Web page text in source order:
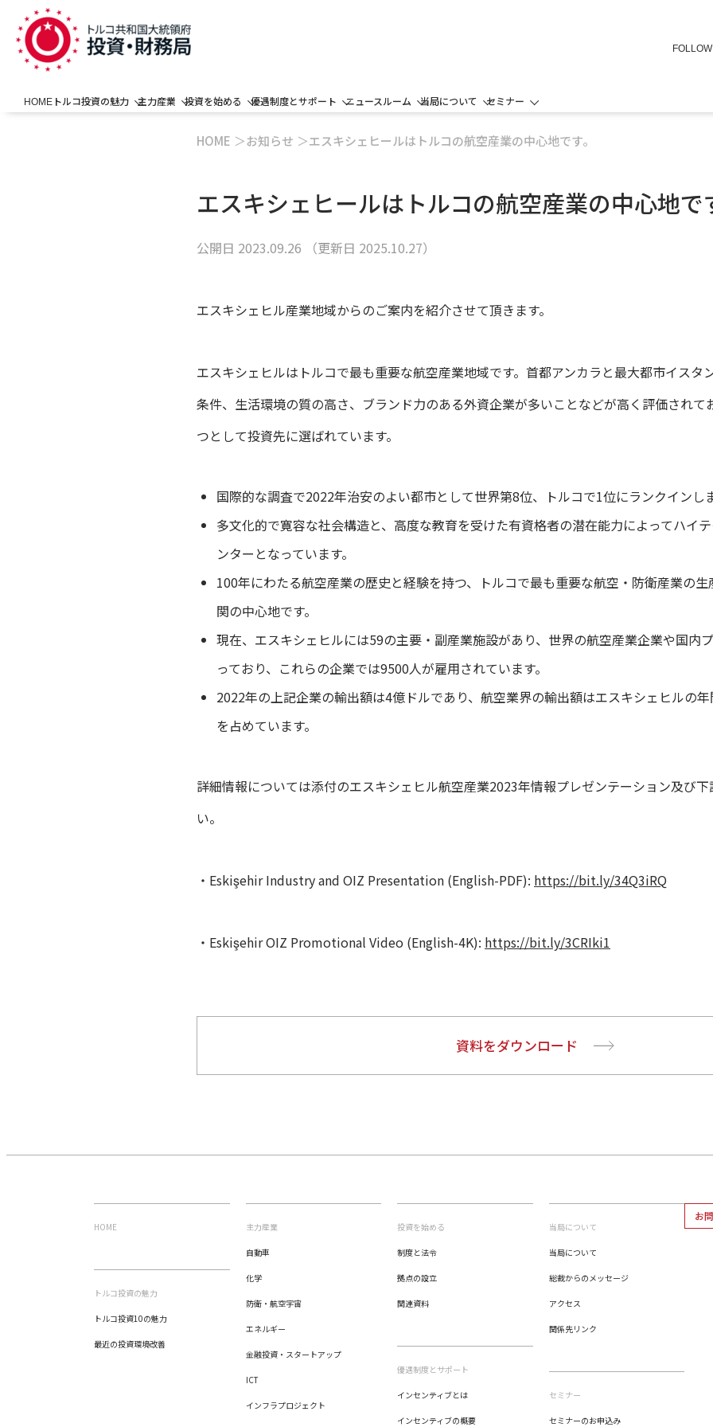
HOME トルコ投資の魅力 主力産業 投資を始める 優遇制度とサポート ニュースルーム 当局について セミナー
HOME お知らせ エスキシェヒールはトルコの航空産業の中心地です。
エスキシェヒールはトルコの航空産業の中心地で
公開日 2023.09.26 （更新日 2025.10.27）
エスキシェヒル産業地域からのご案内を紹介させて頂きます。
エスキシェヒルはトルコで最も重要な航空産業地域です。首都アンカラと最大都市イスタ
条件、生活環境の質の高さ、ブランド力のある外資企業が多いことなどが高く評価されて
つとして投資先に選ばれています。
国際的な調査で2022年治安のよい都市として世界第8位、トルコで1位にランクインし
多文化的で寛容な社会構造と、高度な教育を受けた有資格者の潜在能力によってハイ
ンターとなっています。
100年にわたる航空産業の歴史と経験を持つ、トルコで最も重要な航空・防衛産業の
関の中心地です。
現在、エスキシェヒルには59の主要・副産業施設があり、世界の航空産業企業や国内
っており、これらの企業では9500人が雇用されています。
2022年の上記企業の輸出額は4億ドルであり、航空業界の輸出額はエスキシェヒルの
を占めています。
詳細情報については添付のエスキシェヒル航空産業2023年情報プレゼンテーション及び
い。
・Eskişehir Industry and OIZ Presentation (English-PDF): https://bit.ly/34Q3iRQ
・Eskişehir OIZ Promotional Video (English-4K): https://bit.ly/3CRIki1
資料をダウンロード
お
HOME
トルコ投資の魅力
トルコ投資10の魅力
最近の投資環境改善
主力産業
自動車
化学
防衛・航空宇宙
エネルギー
金融投資・スタートアップ
ICT
インフラプロジェクト
投資を始める
制度と法令
拠点の設立
関連資料
優遇制度とサポート
インセンティブとは
インセンティブの概要
当局について
当局について
総裁からのメッセージ
アクセス
関係先リンク
セミナー
セミナーのお申込み